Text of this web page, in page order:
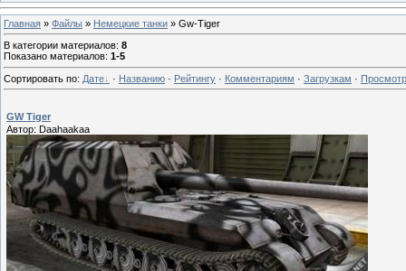
Главная » Файлы » Немецкие танки » Gw-Tiger
В категории материалов: 8
Показано материалов: 1-5
Сортировать по: Дате · Названию · Рейтингу · Комментариям · Загрузкам ·
GW Tiger
Автор: Daahaakaa